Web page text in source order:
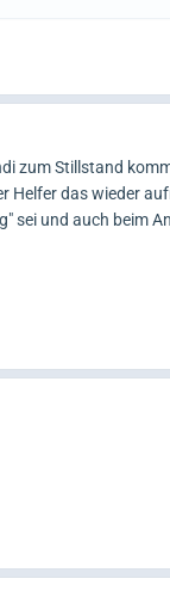
zum Stillstand
Helfer das wieder
sei und auch beim